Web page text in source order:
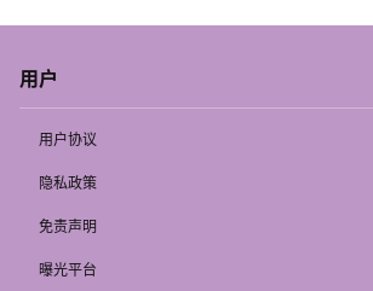
用户
用户协议
隐私政策
免责声明
曝光平台